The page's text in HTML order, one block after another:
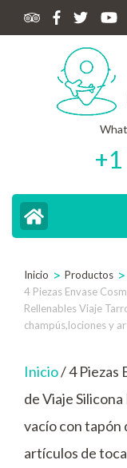
Inicio > Productos >
4 Piezas Envase
Rellenables Viaje
champús,lociones y
Inicio/ 4 Piezas
de Viaje
vacío con tapón
artículos de